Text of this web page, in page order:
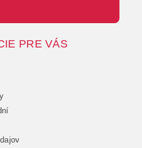
PRE VÁS